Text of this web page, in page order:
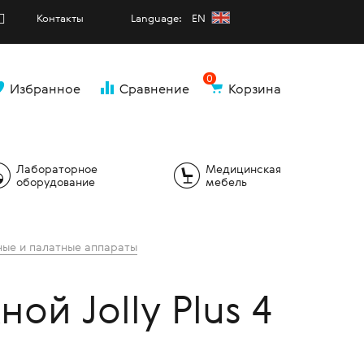
Контакты Language: EN
Избранное Сравнение
0
Корзина
Лабораторное
оборудование
Медицинская
мебель
и палатные аппараты
Jolly Plus 4